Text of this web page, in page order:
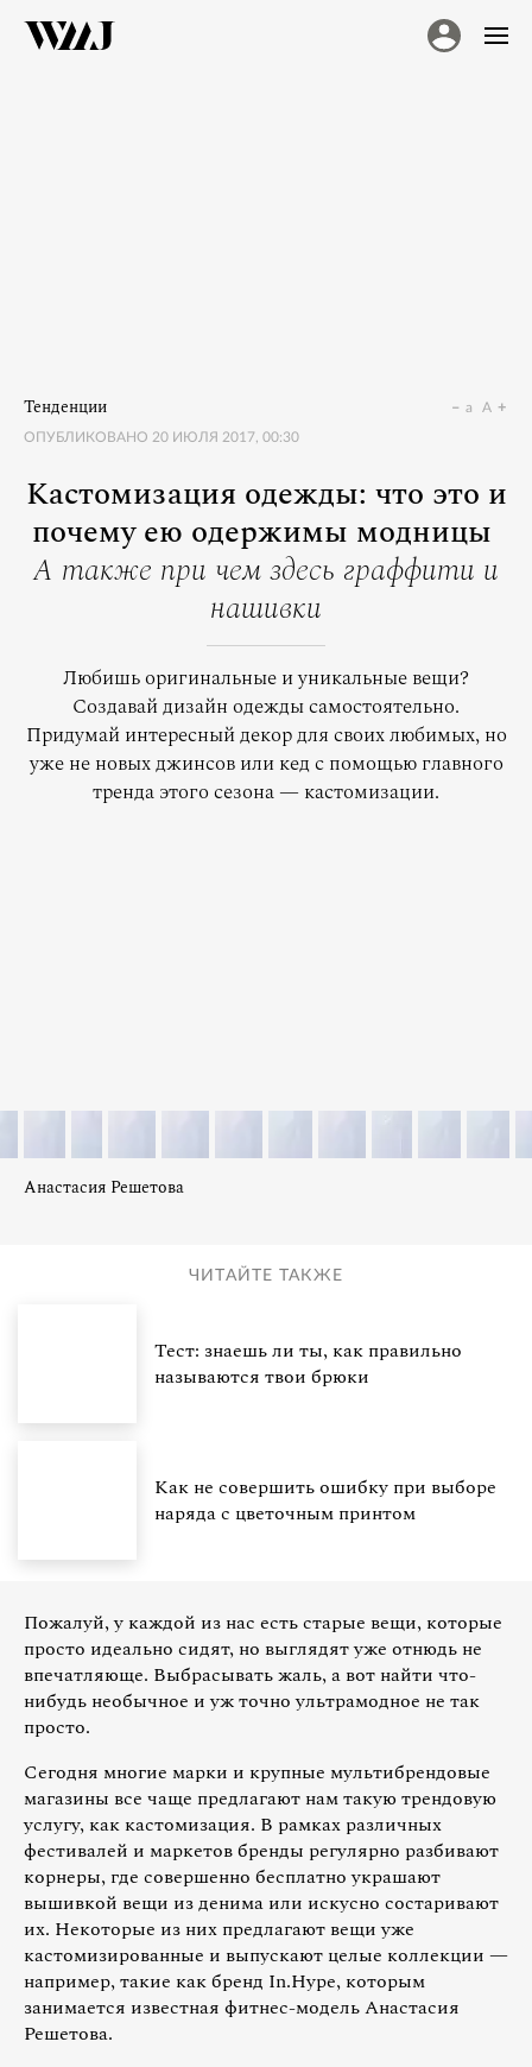
Тенденции
ОПУБЛИКОВАНО 20 ИЮЛЯ 2017, 00:30
a A
Кастомизация одежды: что это и
почему ею одержимы модницы
А также при чем здесь граффити и
нашивки
Любишь оригинальные и уникальные вещи?
Создавай дизайн одежды самостоятельно.
Придумай интересный декор для своих любимых, но
уже не новых джинсов или кед с помощью главного
тренда этого сезона — кастомизации.
Анастасия Решетова
ЧИТАЙТЕ ТАКЖЕ
Тест: знаешь ли ты, как правильно
называются твои брюки
Как не совершить ошибку при выборе
наряда с цветочным принтом
Пожалуй, у каждой из нас есть старые вещи, которые
просто идеально сидят, но выглядят уже отнюдь не
впечатляюще. Выбрасывать жаль, а вот найти что-
нибудь необычное и уж точно ультрамодное не так
просто.
Сегодня многие марки и крупные мультибрендовые
магазины все чаще предлагают нам такую трендовую
услугу, как кастомизация. В рамках различных
фестивалей и маркетов бренды регулярно разбивают
корнеры, где совершенно бесплатно украшают
вышивкой вещи из денима или искусно состаривают
их. Некоторые из них предлагают вещи уже
кастомизированные и выпускают целые коллекции —
например, такие как бренд In.Hype, которым
занимается известная фитнес-модель Анастасия
Решетова.